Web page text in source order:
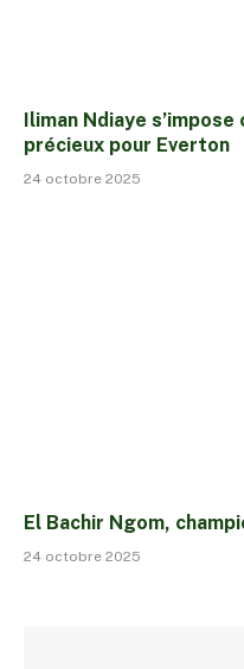
Iliman Ndiaye
précieux pour Everton
24 octobre 2025
El Bachir Ngom,
24 octobre 2025